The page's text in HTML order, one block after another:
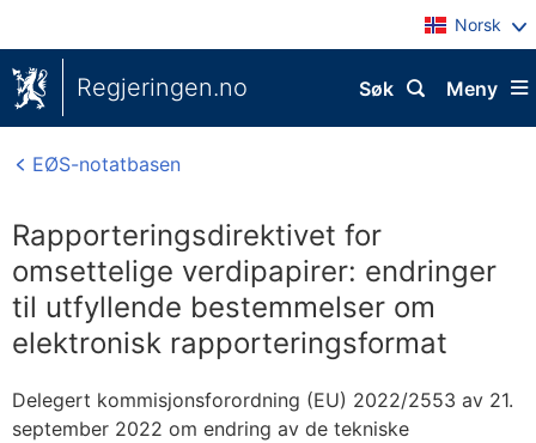
Norsk
Regjeringen.no Meny
Søk
EØS-notatbasen
Rapporteringsdirektivet for
omsettelige verdipapirer: endringer
til utfyllende bestemmelser om
elektronisk rapporteringsformat
Delegert kommisjonsforordning (EU) 2022/2553 av 21.
september 2022 om endring av de tekniske